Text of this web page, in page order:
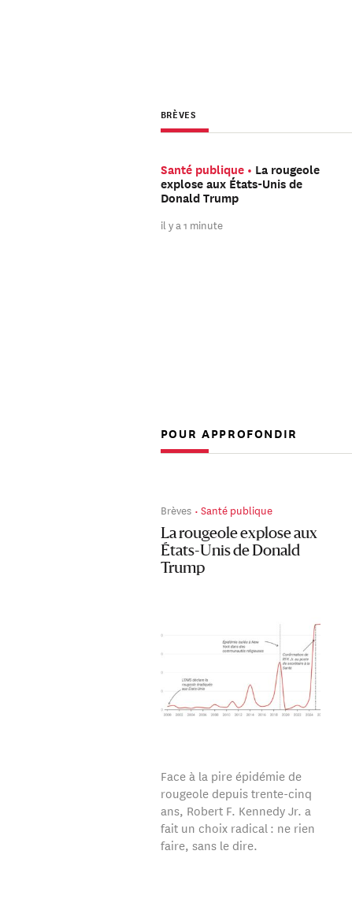
BRÈVES
Santé publique
La rougeole
explose aux États-Unis de
Donald Trump
il y a 1 minute
POUR APPROFONDIR
Brèves Santé publique
La rougeole explose aux
États-Unis de Donald
Trump
Face à la pire épidémie de
rougeole depuis trente-cinq
ans, Robert F. Kennedy Jr. a
fait un choix radical : ne rien
faire, sans le dire.